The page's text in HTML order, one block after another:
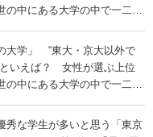
中にある大学の中で一二を
大学」 “東大・京大以外で
といえば？ 女性が選ぶ上位
中にある大学の中で一二を
秀な学生が多いと思う「東京